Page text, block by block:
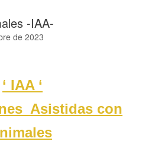
-IAA-
de 2023
‘ IAA ‘
Asistidas con